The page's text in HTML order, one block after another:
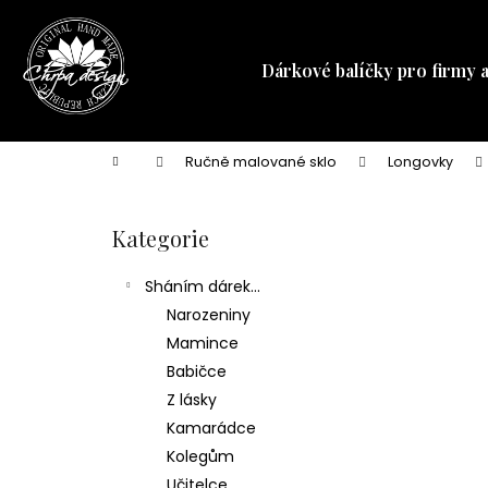
obsah
Dárkové balíčky pro firmy
Domů Ručně malované sklo Longovky
Přeskočit
kategorie
Kategorie
Sháním dárek...
Narozeniny
Mamince
Babičce
Z lásky
Kamarádce
Kolegům
Zpět
do
obchodu
Zpět
do
obchodu